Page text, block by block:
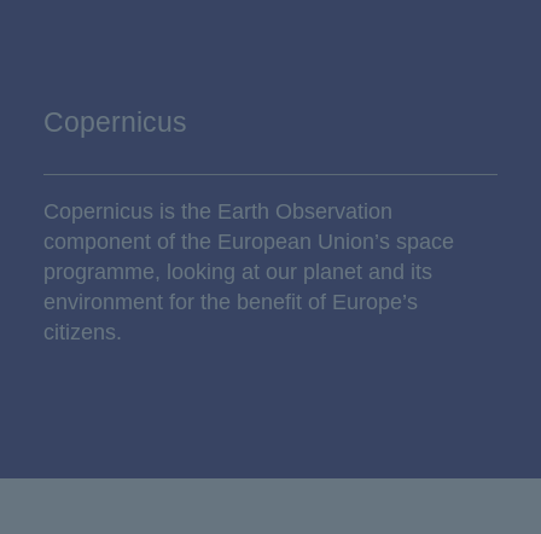
Copernicus
Copernicus is the Earth Observation
component of the European Union’s space
programme, looking at our planet and its
environment for the benefit of Europe’s
citizens.